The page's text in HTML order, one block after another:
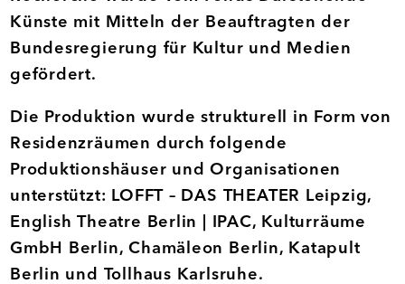
Künste mit Mitteln der Beauftragten der
Bundesregierung für Kultur und Medien
gefördert.
Die Produktion wurde strukturell in Form von
Residenzräumen durch folgende
Produktionshäuser und Organisationen
unterstützt: LOFFT – DAS THEATER Leipzig,
English Theatre Berlin | IPAC, Kulturräume
GmbH Berlin, Chamäleon Berlin, Katapult
Berlin und Tollhaus Karlsruhe.